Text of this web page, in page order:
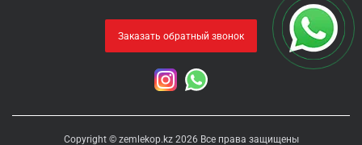
Заказать обратный звонок
Copyright © zemlekop.kz 2026 Все права защищены